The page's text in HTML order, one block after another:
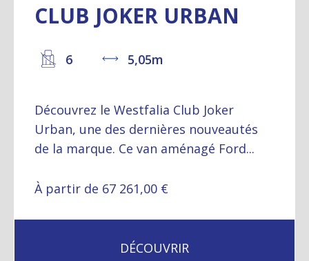
CLUB JOKER URBAN
6 5,05m
Découvrez le Westfalia Club Joker
Urban, une des dernières nouveautés
de la marque. Ce van aménagé Ford...
À partir de 67 261,00 €
DÉCOUVRIR